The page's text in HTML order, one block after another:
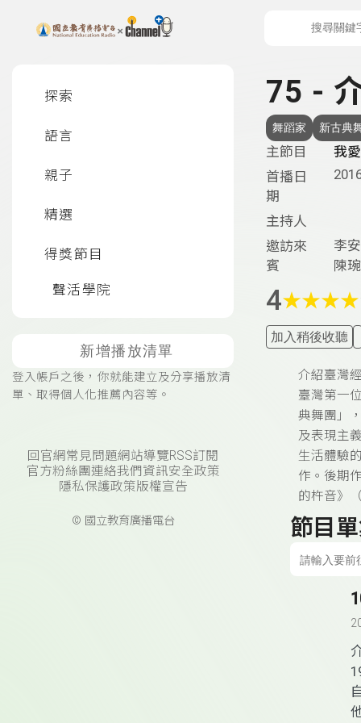
上方功能區塊
探索
語言
親子
精選
得獎節目
聲活學院
新增播放清單
登入帳戶之後，你就能建立及分享播放清
單、取得個人化推薦內容等。
回官網常見問題網站導覽RSS訂閱
官方粉絲團連絡我們 資訊安全政策
隱私保護政策版權宣告
© 國立教育廣播電台
75 -
舞蹈家 新古典
主節目
我
首播日
期
主持人
邀訪來
賓
李
陳
4★★★★
加入稍後收聽
介紹臺灣
臺灣第一
典舞團」
及表現主
生活體驗
作。後期
的杵音》
節目